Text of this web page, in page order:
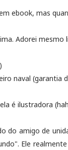
ebook, mas
Adorei mesmo
naval (garantia
é ilustradora
do amigo de
Ele